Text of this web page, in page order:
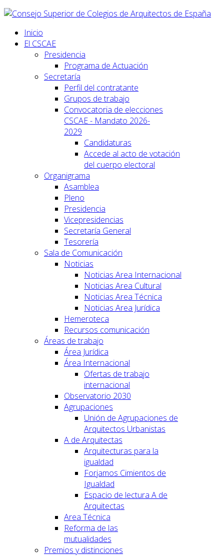
Inicio
El CSCAE
Presidencia
Programa de Actuación
Secretaría
Perfil del contratante
Grupos de trabajo
Convocatoria de elecciones
CSCAE - Mandato 2026-
2029
Candidaturas
Accede al acto de votación
del cuerpo electoral
Organigrama
Asamblea
Pleno
Presidencia
Vicepresidencias
Secretaría General
Tesorería
Sala de Comunicación
Noticias
Noticias Area Internacional
Noticias Area Cultural
Noticias Area Técnica
Noticias Area Jurídica
Hemeroteca
Recursos comunicación
Áreas de trabajo
Área Jurídica
Área Internacional
Ofertas de trabajo
internacional
Observatorio 2030
Agrupaciones
Unión de Agrupaciones de
Arquitectos Urbanistas
A de Arquitectas
Arquitecturas para la
igualdad
Forjamos Cimientos de
Igualdad
Espacio de lectura A de
Arquitectas
Area Técnica
Reforma de las
mutualidades
Premios y distinciones